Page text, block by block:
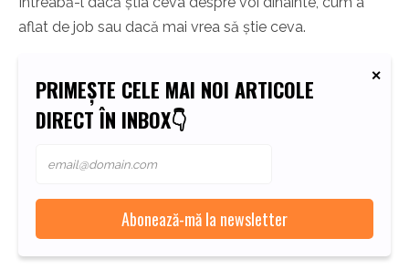
aflat de job sau dacă mai vrea să știe ceva.
PRIMEȘTE CELE MAI NOI ARTICOLE
DIRECT ÎN INBOX👇